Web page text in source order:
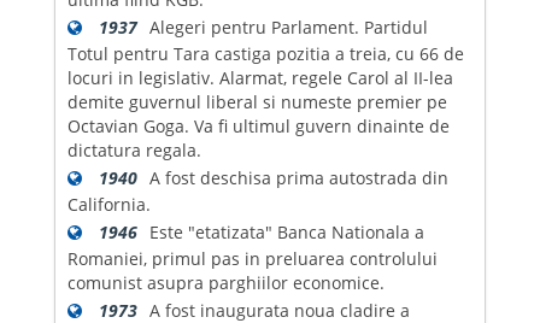
1937 Alegeri pentru Parlament. Partidul
Totul pentru Tara castiga pozitia a treia, cu 66 de
locuri in legislativ. Alarmat, regele Carol al II-lea
demite guvernul liberal si numeste premier pe
Octavian Goga. Va fi ultimul guvern dinainte de
dictatura regala.
1940 A fost deschisa prima autostrada din
California.
1946 Este "etatizata" Banca Nationala a
Romaniei, primul pas in preluarea controlului
comunist asupra parghiilor economice.
1973 A fost inaugurata noua cladire a